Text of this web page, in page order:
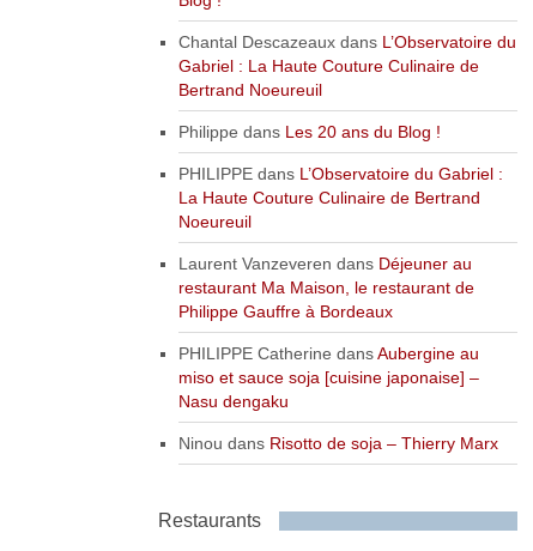
Chantal Descazeauxdans L’Observatoire du
Gabriel : La Haute Couture Culinaire de
Bertrand Noeureuil
Philippe dans Les 20 ans du Blog !
PHILIPPEdans L’Observatoire du Gabriel :
La Haute Couture Culinaire de Bertrand
Noeureuil
Laurent Vanzeveren dans Déjeuner au
restaurant Ma Maison, le restaurant de
Philippe Gauffre à Bordeaux
PHILIPPE Catherine dansAubergine au
miso et sauce soja [cuisine japonaise] –
Nasu dengaku
Ninou dans Risotto de soja – Thierry Marx
Restaurants